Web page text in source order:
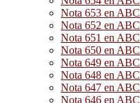
Nota 653 en
Nota 652 en
Nota 651 en
Nota 650 en
Nota 649 en
Nota 648 en
Nota 647 en
Nota 646 en